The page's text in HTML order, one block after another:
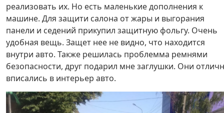
реализовать их. Но есть маленькие дополнения к
машине. Для защити салона от жары и выгорания
панели и седений прикупил защитную фольгу. Очень
удобная вещь. Защет нее не видно, что находится
внутри авто. Также решилась проблемма ремнями
безопасности, друг подарил мне заглушки. Они
вписались в интерьер авто.